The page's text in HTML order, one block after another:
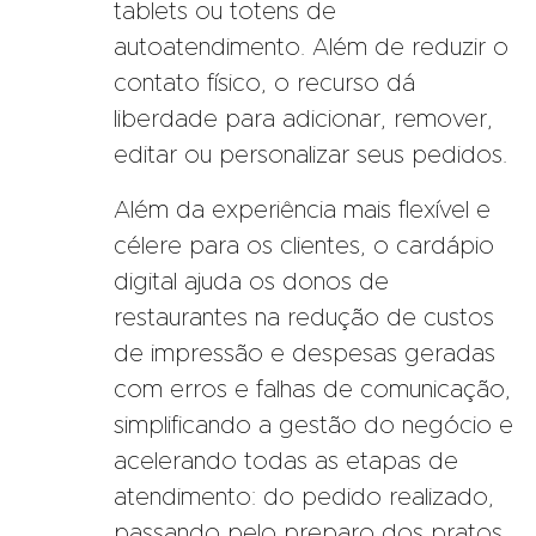
tablets ou totens de
autoatendimento. Além de reduzir o
contato físico, o recurso dá
liberdade para adicionar, remover,
editar ou personalizar seus pedidos.
Além da experiência mais flexível e
célere para os clientes, o cardápio
digital ajuda os donos de
restaurantes na redução de custos
de impressão e despesas geradas
com erros e falhas de comunicação,
simplificando a gestão do negócio e
acelerando todas as etapas de
atendimento: do pedido realizado,